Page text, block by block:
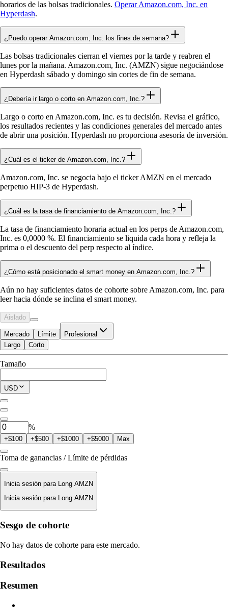
horarios de las bolsas tradicionales. Operar Amazon.com, Inc. en
Hyperdash.
¿Puedo operar Amazon.com, Inc. los fines de semana?
Las bolsas tradicionales cierran el viernes por la tarde y reabren el
lunes por la mañana. Amazon.com, Inc. (AMZN) sigue negociándose
en Hyperdash sábado y domingo sin cortes de fin de semana.
¿Debería ir largo o corto en Amazon.com, Inc.?
Largo o corto en Amazon.com, Inc. es tu decisión. Revisa el gráfico,
los resultados recientes y las condiciones generales del mercado antes
de abrir una posición. Hyperdash no proporciona asesoría de inversión.
¿Cuál es el ticker de Amazon.com, Inc.?
Amazon.com, Inc. se negocia bajo el ticker AMZN en el mercado
perpetuo HIP-3 de Hyperdash.
¿Cuál es la tasa de financiamiento de Amazon.com, Inc.?
La tasa de financiamiento horaria actual en los perps de Amazon.com,
Inc. es 0,0000 %. El financiamiento se liquida cada hora y refleja la
prima o el descuento del perp respecto al índice.
¿Cómo está posicionado el smart money en Amazon.com, Inc.?
Aún no hay suficientes datos de cohorte sobre Amazon.com, Inc. para
leer hacia dónde se inclina el smart money.
Aislado
Mercado Límite Profesional
Disponible para Trade
$0.00
Posición Actual
0AMZN
Largo Corto
Tamaño
USD
%
+$100 +$500 +$1000 +$5000 Max
Toma de ganancias / Límite de pérdidas
Inicia sesión para Long AMZN
Inicia sesión para Long AMZN
Precio De Liquidación
N/D
Sesgo de cohorte
No hay datos de cohorte para este mercado.
Resultados
Resumen